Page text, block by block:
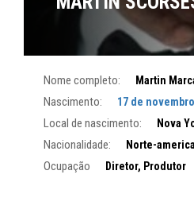
Nome completo: Martin
Nascimento: 17 de novembro
Local de nascimento: Nova
Nacionalidade: Norte-
Ocupação Diretor, Produtor